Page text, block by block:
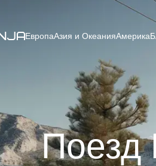
ЕвропаАзия и ОкеанияАмерика
Поезд